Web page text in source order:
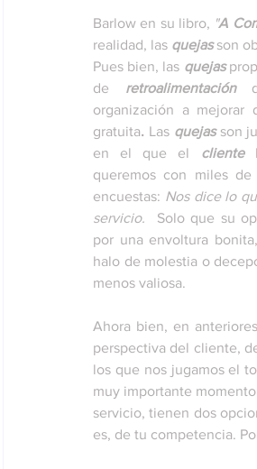
Barlow en su libro, "A
realidad, las quejas son
Pues bien, las quejas
de retroalimentación
organización a mejorar
gratuita. Las quejas son
en el que el cliente
queremos con miles
encuestas: Nos dice lo
servicio. Solo que su
por una envoltura
halo de molestia o
menos valiosa.
Ahora bien, en
perspectiva del cliente,
los que nos jugamos el
muy importante
servicio, tienen dos
es, de tu competencia.